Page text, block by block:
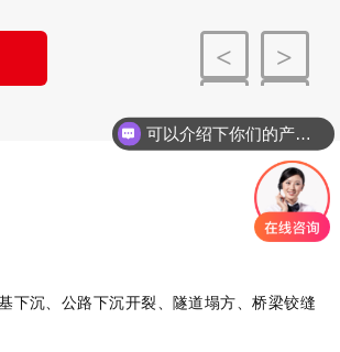
<
>
>
>
>
>
下沉、公路下沉开裂、隧道塌方、桥梁铰缝
可以介绍下你们的产品么